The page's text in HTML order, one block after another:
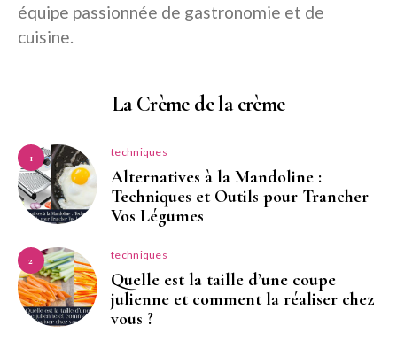
équipe passionnée de gastronomie et de
cuisine.
La Crème de la crème
1 techniques
Alternatives à la Mandoline :
Techniques et Outils pour Trancher
Vos Légumes
2 techniques
Quelle est la taille d’une coupe
julienne et comment la réaliser chez
vous ?